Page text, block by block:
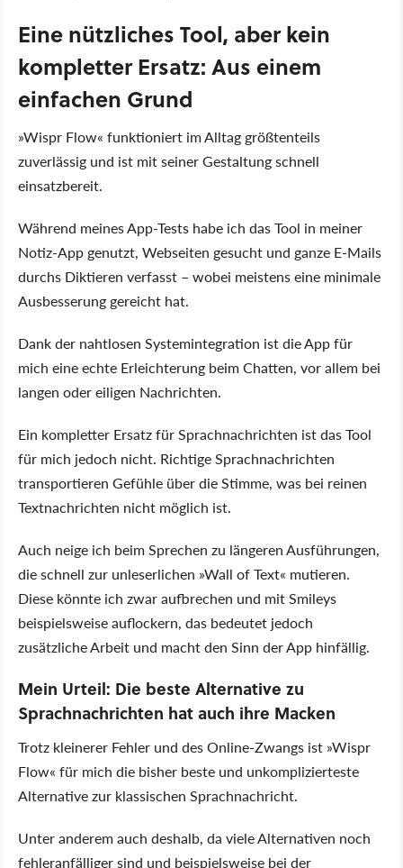
Eine nützliches Tool, aber kein
kompletter Ersatz: Aus einem
einfachen Grund
Wispr Flow funktioniert im Alltag größtenteils
zuverlässig und ist mit seiner Gestaltung schnell
einsatzbereit.
Während meines App-Tests habe ich das Tool in meiner
Notiz-App genutzt, Webseiten gesucht und ganze E-Mails
durchs Diktieren verfasst – wobei meistens eine minimale
Ausbesserung gereicht hat.
Dank der nahtlosen Systemintegration ist die App für
mich eine echte Erleichterung beim Chatten, vor allem bei
langen oder eiligen Nachrichten.
Ein kompletter Ersatz für Sprachnachrichten ist das Tool
für mich jedoch nicht. Richtige Sprachnachrichten
transportieren Gefühle über die Stimme, was bei reinen
Textnachrichten nicht möglich ist.
Auch neige ich beim Sprechen zu längeren Ausführungen,
die schnell zur unleserlichen Wall of Text mutieren.
Diese könnte ich zwar aufbrechen und mit Smileys
beispielsweise auflockern, das bedeutet jedoch
zusätzliche Arbeit und macht den Sinn der App hinfällig.
Mein Urteil: Die beste Alternative zu
Sprachnachrichten hat auch ihre Macken
Trotz kleinerer Fehler und des Online-Zwangs ist Wispr
Flow für mich die bisher beste und unkomplizierteste
Alternative zur klassischen Sprachnachricht.
Unter anderem auch deshalb, da viele Alternativen noch
fehleranfälliger sind und beispielsweise bei der